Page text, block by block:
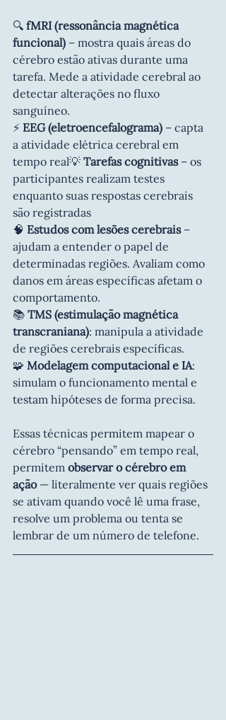
🔍 fMRI (ressonância magnética
funcional) – mostra quais áreas do
cérebro estão ativas durante uma
tarefa. Mede a atividade cerebral ao
detectar alterações no fluxo
sanguíneo.
⚡ EEG (eletroencefalograma) – capta
a atividade elétrica cerebral em
tempo real💡 Tarefas cognitivas – os
participantes realizam testes
enquanto suas respostas cerebrais
são registradas
🧠 Estudos com lesões cerebrais –
ajudam a entender o papel de
determinadas regiões. Avaliam como
danos em áreas específicas afetam o
comportamento.
📚 TMS (estimulação magnética
transcraniana): manipula a atividade
de regiões cerebrais específicas.
🧩 Modelagem computacional e IA:
simulam o funcionamento mental e
testam hipóteses de forma precisa.
Essas técnicas permitem mapear o
cérebro “pensando” em tempo real,
permitem observar o cérebro em
ação — literalmente ver quais regiões
se ativam quando você lê uma frase,
resolve um problema ou tenta se
lembrar de um número de telefone.